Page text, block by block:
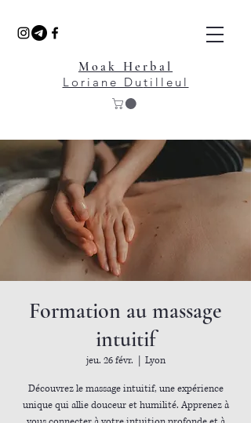
Moak Herbal
Loriane Dutilleul
Formation au massage
intuitif
jeu. 26 févr. Lyon
Découvrez le massage intuitif, une expérience
unique qui allie douceur et humilité. Apprenez à